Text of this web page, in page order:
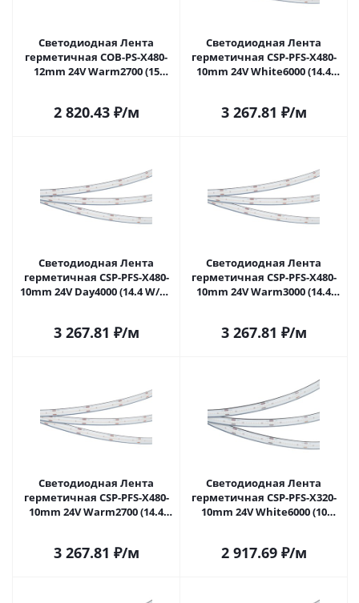
Светодиодная Лента
герметичная COB-PS-X480-
12mm 24V Warm2700 (15
2 820.43₽/м
Светодиодная Лента
герметичная CSP-PFS-X480-
10mm 24V White6000 (14.4
3 267.81 ₽/м
Светодиодная Лента
герметичная CSP-PFS-X480-
10mm 24V Day4000 (14.4 W/m,
3 267.81 ₽/м
Светодиодная Лента
герметичная CSP-PFS-X480-
10mm 24V Warm3000 (14.4
3 267.81 ₽/м
Светодиодная Лента
герметичная CSP-PFS-X480-
10mm 24V Warm2700 (14.4
3 267.81 ₽/м
Светодиодная Лента
герметичная CSP-PFS-X320-
10mm 24V White6000 (10
2 917.69₽/м